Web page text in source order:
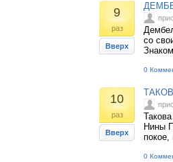
9
раз
Вверх
со
0
10
раз
Вверх
Нины
покое,
0